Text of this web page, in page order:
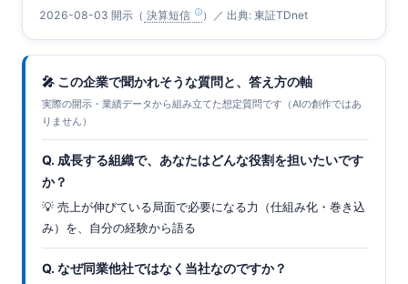
2026-08-03 開示（ 決算短信 ）／ 出典: 東証TDnet
🎤 この企業で聞かれそうな質問と、答え方の軸
実際の開示・業績データから組み立てた想定質問です（AIの創作ではあ
りません）
Q. 成長する組織で、あなたはどんな役割を担いたいです
か？
💡 売上が伸びている局面で必要になる力（仕組み化・巻き込
み）を、自分の経験から語る
Q. なぜ同業他社ではなく当社なのですか？